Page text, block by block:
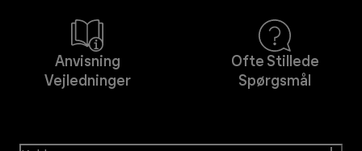
Anvisning
Vejledninger
Ofte Stillede
Spørgsmål